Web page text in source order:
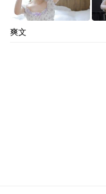
爽文